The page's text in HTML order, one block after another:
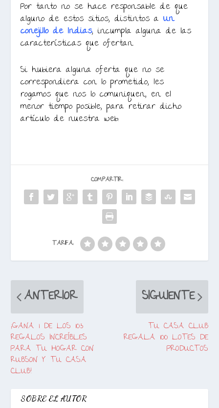
Por tanto no se hace responsable de que
alguno de estos sitios, distintos aUn
conejillo de Indias, incumpla alguna de las
características que ofertan.
Si hubiera alguna oferta que no se
correspondiera con lo prometido, les
rogamos que nos lo comuniquen, en el
menor tiempo posible, para retirar dicho
artículo de nuestra web.
COMPARTIR:
TARIFA:
ANTERIOR
¡GANA 1 DE LOS 103
REGALOS INCREÍBLES
PARA TU HOGAR CON
RUBSON Y TU CASA
CLUB!
SIGUIENTE
TU CASA CLUB
REGALA 100 LOTES DE
PRODUCTOS
SOBRE EL AUTOR